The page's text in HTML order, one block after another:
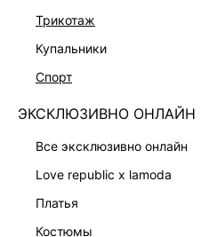
трикотаж
купальники
спорт
ЭКСКЛЮЗИВНО ОНЛАЙН
все эксклюзивно онлайн
love republic x lamoda
платья
костюмы
ДОСТАВКА И ВОЗВРАТ